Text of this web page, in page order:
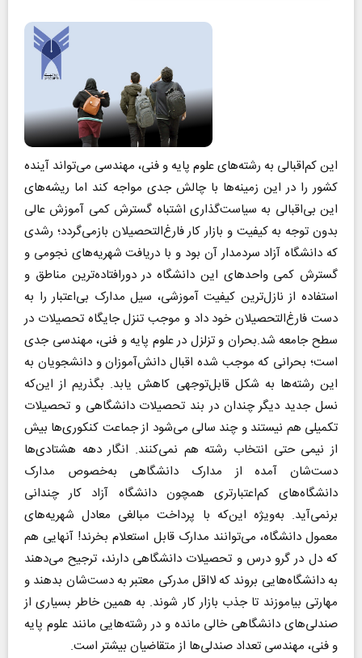
این کم‌اقبالی به رشته‌های علوم پایه و فنی، مهندسی می‌تواند آینده
کشور را در این زمینه‌ها با چالش جدی مواجه کند اما ریشه‌های
این بی‌اقبالی به سیاست‌گذاری اشتباه گسترش کمی آموزش عالی
بدون توجه به کیفیت و بازار کار فارغ‌التحصیلان بازمی‌گردد؛ رشدی
که دانشگاه آزاد سردمدار آن بود و با دریافت شهریه‌های نجومی و
گسترش کمی واحدهای این دانشگاه در دورافتاده‌ترین مناطق و
استفاده از نازل‌ترین کیفیت آموزشی، سیل مدارک بی‌اعتبار را به
دست فارغ‌التحصیلان خود داد و موجب تنزل جایگاه تحصیلات در
سطح جامعه شد.بحران و تزلزل در علوم پایه و فنی، مهندسی جدی
است؛ بحرانی که موجب شده اقبال دانش‌آموزان و دانشجویان به
این رشته‌ها به شکل قابل‌توجهی کاهش یابد. بگذریم از این‌که
نسل جدید دیگر چندان در بند تحصیلات دانشگاهی و تحصیلات
تکمیلی هم نیستند و چند سالی می‌شود از جماعت کنکوری‌ها بیش
از نیمی حتی انتخاب رشته هم نمی‌کنند. انگار دهه هشتادی‌ها
دست‌شان آمده از مدارک دانشگاهی به‌خصوص مدارک
دانشگاه‌های کم‌اعتبارتری همچون دانشگاه آزاد کار چندانی
برنمی‌آید. به‌ویژه این‌که با پرداخت مبالغی معادل شهریه‌های
معمول دانشگاه، می‌توانند مدارک قابل استعلام بخرند! آنهایی هم
که دل در گرو درس و تحصیلات دانشگاهی دارند، ترجیح می‌دهند
به دانشگاه‌هایی بروند که لااقل مدرکی معتبر به دست‌شان بدهند و
مهارتی بیاموزند تا جذب بازار کار شوند. به همین خاطر بسیاری از
صندلی‌های دانشگاهی خالی مانده و در رشته‌هایی مانند علوم پایه
و فنی، مهندسی تعداد صندلی‌ها از متقاضیان بیشتر است.